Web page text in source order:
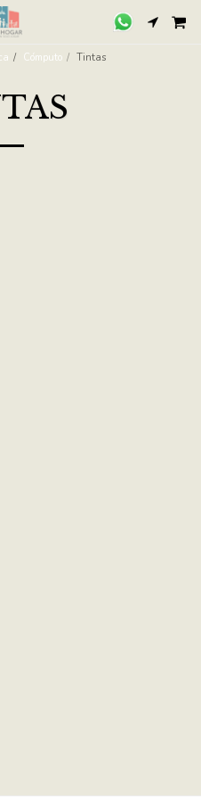
Cómputo Tintas